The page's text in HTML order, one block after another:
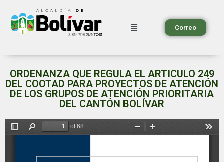
Correo
ORDENANZA QUE REGULA EL ARTICULO 249
DEL COOTAD PARA PROYECTOS DE ATENCIÓN
DE LOS GRUPOS DE ATENCIÓN PRIORITARIA
DEL CANTÓN BOLÍVAR